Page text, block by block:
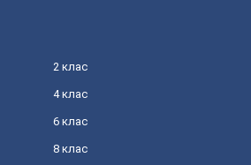
2 клас
4 клас
6 клас
8 клас